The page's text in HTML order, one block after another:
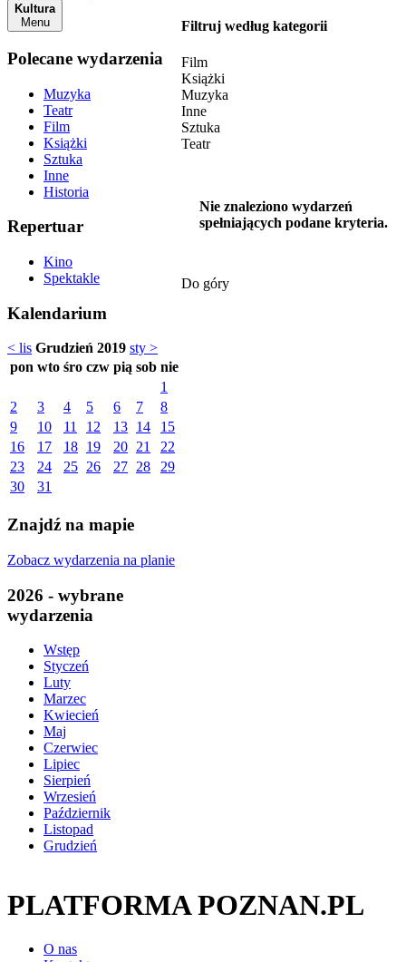
Kultura
Menu
Polecane wydarzenia
Muzyka
Teatr
Film
Książki
Sztuka
Inne
Historia
Repertuar
Kino
Spektakle
Kalendarium
< lis Grudzień 2019 sty >
pon wto śro czw pią sob nie
1
2
3 4 5 6 7
8
9
10 11 12 13 14
15
16
17 18 19 20 21
22
23
24 25 26 27 28
29
30
31
Znajdź na mapie
Zobacz wydarzenia na planie
2026 - wybrane
wydarzenia
Wstęp
Styczeń
Luty
Marzec
Kwiecień
Maj
Czerwiec
Lipiec
Sierpień
Wrzesień
Październik
Listopad
Grudzień
Filtruj według kategorii
Film
Książki
Muzyka
Inne
Sztuka
Teatr
Nie znaleziono wydarzeń
spełniających podane kryteria.
Do góry
PLATFORMA POZNAN.PL
O nas